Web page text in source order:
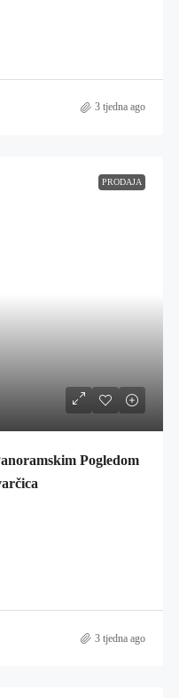
3 tjedna ago
PRODAJA
Pogledom
3 tjedna ago